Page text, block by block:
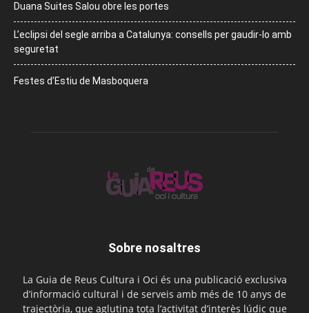
Duana Suites Salou obre les portes
L’eclipsi del segle arriba a Catalunya: consells per gaudir-lo amb
seguretat
Festes d’Estiu de Masboquera
Sobre nosaltres
La Guia de Reus Cultura i Oci és una publicació exclusiva
d’informació cultural i de serveis amb més de 10 anys de
trajectòria, que aglutina tota l’activitat d’interès lúdic que